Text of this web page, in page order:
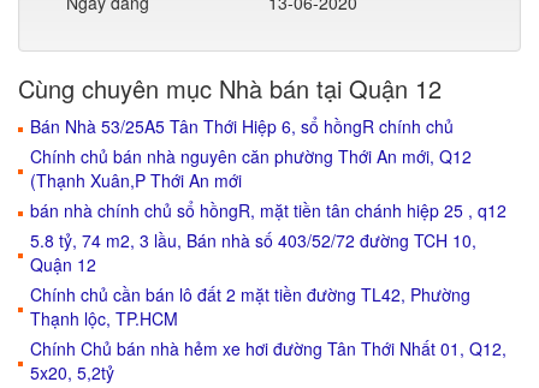
Cùng chuyên mục Nhà bán tại Quận 12
Bán Nhà 53/25A5 Tân Thới Hiệp 6, sổ hồngR chính chủ
Chính chủ bán nhà nguyên căn phường Thới An mới, Q12
(Thạnh Xuân,P Thới An mới
bán nhà chính chủ sổ hồngR, mặt tiền tân chánh hiệp 25 , q12
5.8 tỷ, 74 m2, 3 lầu, Bán nhà số 403/52/72 đường TCH 10,
Quận 12
Chính chủ cần bán lô đất 2 mặt tiền đường TL42, Phường
Thạnh lộc, TP.HCM
Chính Chủ bán nhà hẻm xe hơi đường Tân Thới Nhất 01, Q12,
5x20, 5,2tỷ